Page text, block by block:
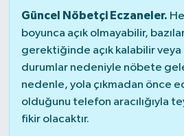
Güncel Nöbetçi Eczaneler.
boyunca açık olmayabilir,
gerektiğinde açık kalabilir
durumlar nedeniyle nöbete
nedenle, yola çıkmadan önce
olduğunu telefon aracılığıyla
fikir olacaktır.